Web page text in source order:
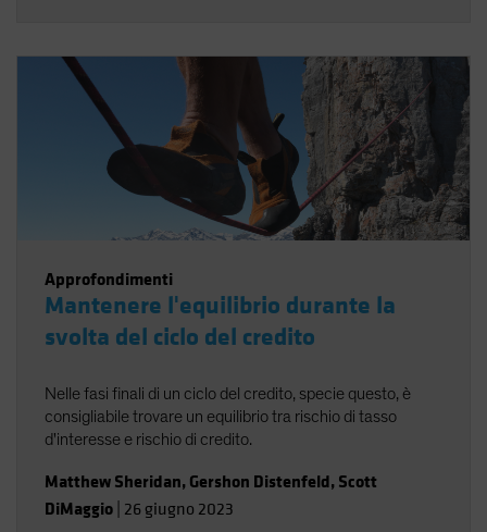
Approfondimenti
Mantenere l'equilibrio durante la
svolta del ciclo del credito
Nelle fasi finali di un ciclo del credito, specie questo, è
consigliabile trovare un equilibrio tra rischio di tasso
d'interesse e rischio di credito.
Matthew Sheridan, Gershon Distenfeld, Scott
DiMaggio 26 giugno 2023